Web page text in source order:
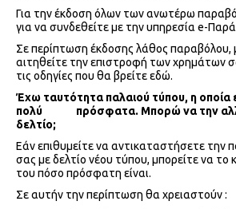
Για την έκδοση όλων των ανωτέρω
για να συνδεθείτε με την υπηρεσία e-
Σε περίπτωση έκδοσης λάθος παραβόλου,
αιτηθείτε την επιστροφή των χρημάτων
τις οδηγίες που θα βρείτε εδώ.
Έχω ταυτότητα παλαιού τύπου, η οποία
πολύ πρόσφατα. Μπορώ να την
δελτίο;
Εάν επιθυμείτε να αντικαταστήσετε την
σας με δελτίο νέου τύπου, μπορείτε να
του πόσο πρόσφατη είναι.
Σε αυτήν την περίπτωση θα χρειαστούν :